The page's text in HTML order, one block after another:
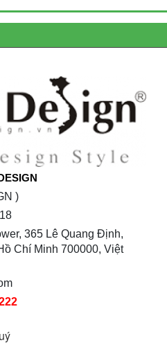
)
365 Lê Quang Định,
Chí Minh 700000, Việt